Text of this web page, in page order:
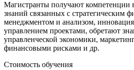
Магистранты получают компетенции
знаний связанных с стратегическим
менеджментом и анализом,
управлением проектами, обретают
управленческой экономики,
финансовыми рисками и др.
Стоимость обучения